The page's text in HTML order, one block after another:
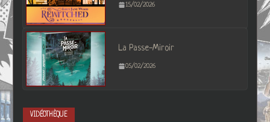
15/02/2026
La Passe-Miroir
05/02/2026
VIDÉOTHÈQUE